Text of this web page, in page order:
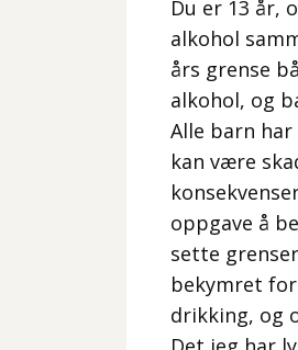
Du er 13 år,
alkohol
års grense
alkohol, og
Alle barn
kan være
oppgave å
sette
bekymret
drikking, og